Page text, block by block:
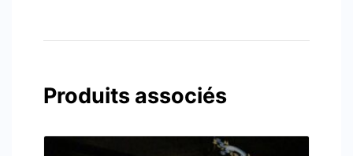
Produits associés